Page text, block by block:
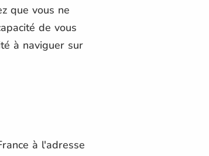
que vous ne
de vous
à naviguer sur
à l'adresse